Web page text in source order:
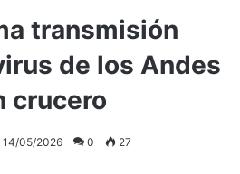
transmisión
de los Andes
crucero
14/05/2026 0 27